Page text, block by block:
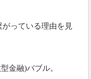
っている理由を見
金融)バブル。